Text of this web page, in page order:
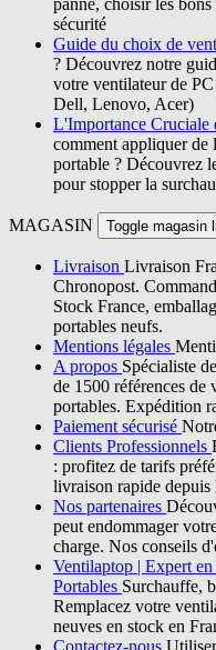
panne, choisir les
sécurité
Guide du choix de
? Découvrez notre
votre ventilateur de
Dell, Lenovo, Acer)
L'Importance Cruciale
comment appliquer de
portable ? Découvrez
pour stopper la
MAGASIN Toggle magasin
Livraison Livraison
Chronopost.
Stock France,
portables neufs.
Mentions légales
A propos Spécialiste
de 1500 références de
portables. Expédition
Paiement sécurisé
Clients Professionnels
: profitez de tarifs
livraison rapide depuis
Nos partenaires
peut endommager
charge. Nos conseils
Ventilaptop | Expert
Portables Surchauffe,
Remplacez votre
neuves en stock en